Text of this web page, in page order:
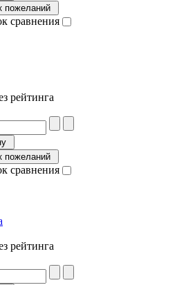
пожеланий
сравнения
рейтинга
пожеланий
сравнения
рейтинга